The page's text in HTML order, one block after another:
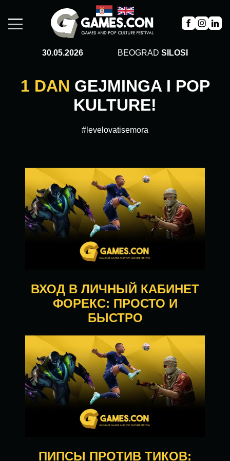
30.05.2026 BEOGRAD SILOSI
1 DAN GEJMINGA I POP
KULTURE!
#levelovatisemora
ВХОД В ЛИЧНЫЙ КАБИНЕТ
ФОРЕКС: ПРОСТО И
БЫСТРО
ПИПСЫ ПРОТИВ ТИКОВ: